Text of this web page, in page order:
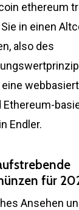
ethereum
in einen
also des
Ethereum-
Endler.
für
Ansehen